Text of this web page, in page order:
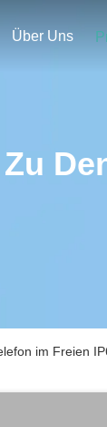
Über Uns
im Freien